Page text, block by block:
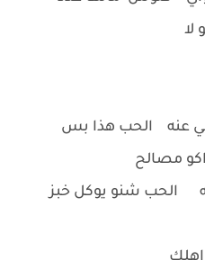
لا
عنه الحب هذا بس
مصالح
الحب شنو يوكل خبز
اهلك